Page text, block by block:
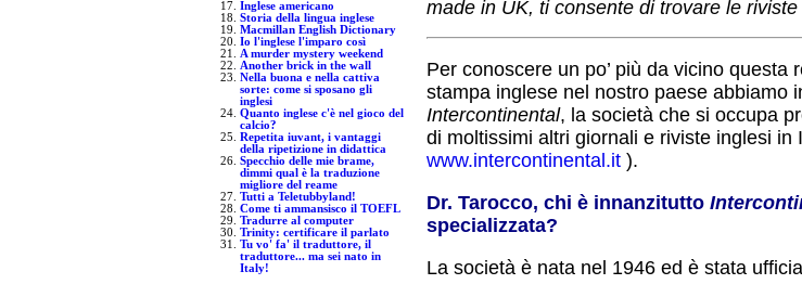
Inglese americano
Storia della lingua inglese
Macmillan English Dictionary
Io l'inglese l'imparo così
A murder mystery weekend
Another brick in the wall
Nella buona e nella cattiva
sorte: come si sposano gli
inglesi
Quanto inglese c'è nel gioco del
calcio?
Repetita iuvant, i vantaggi
della ripetizione in didattica
Specchio delle mie brame,
dimmi qual è la traduzione
migliore del reame
Tutti a Teletubbyland!
Come ti ammansisco il TOEFL
Tradurre al computer
Trinity: certificare il parlato
Tu vo' fa' il traduttore, il
traduttore... ma sei nato in
Italy!
made in UK, ti consente di trovare le
Per conoscere un po’ più da vicino questa
stampa inglese nel nostro paese abbiamo
Intercontinental, la società che si occupa
di moltissimi altri giornali e riviste inglesi
www.intercontinental.it ).
Dr. Tarocco, chi è innanzitutto
specializzata?
La società è nata nel 1946 ed è stata